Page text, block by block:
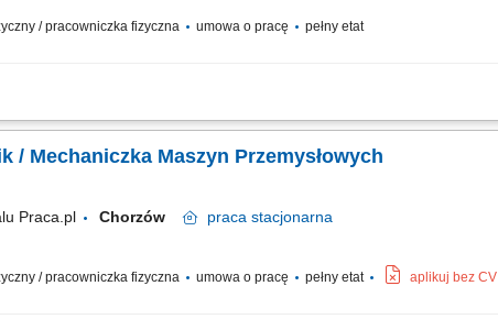
/ pracowniczka fizyczna umowa o pracę pełny etat
Diagnostyka i naprawa maszyn budowlanych. Konserwacja i montaż
/ Mechaniczka Maszyn Przemysłowych
Praca.pl Chorzów praca stacjonarna
/ pracowniczka fizyczna umowa o pracę pełny etat aplikuj bez CV